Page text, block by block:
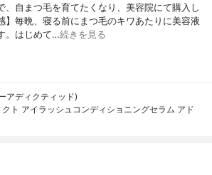
、自まつ毛を育てたくなり、美容院にて購入し
】毎晩、寝る前にまつ毛のキワあたりに美容液
。はじめて…続きを見る
アディクティッド)
ト アイラッシュコンディショニングセラム アド